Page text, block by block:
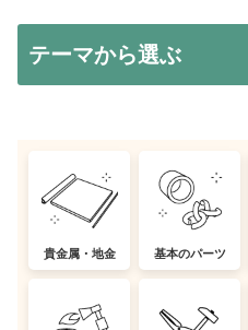
テーマから選ぶ
貴金属・地金 基本のパーツ